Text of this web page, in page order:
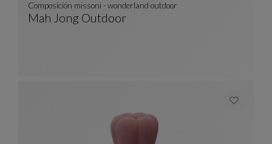
Mah Jong Outdoor
Composición missoni - wonderland outdoor